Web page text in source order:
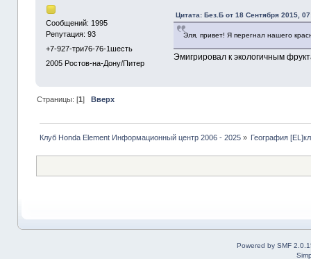
Сообщений: 1995
Репутация: 93
+7-927-три76-76-1шесть
2005 Ростов-на-Дону/Питер
Цитата: Без.Б от 18 Сентября 2015,
Эля, привет! Я перегнал нашего
Эмигрировал к экологичным
Страницы: [1] Вверх
Клуб Honda Element Информационный центр 2006 - 2025» География
Powered by SMF